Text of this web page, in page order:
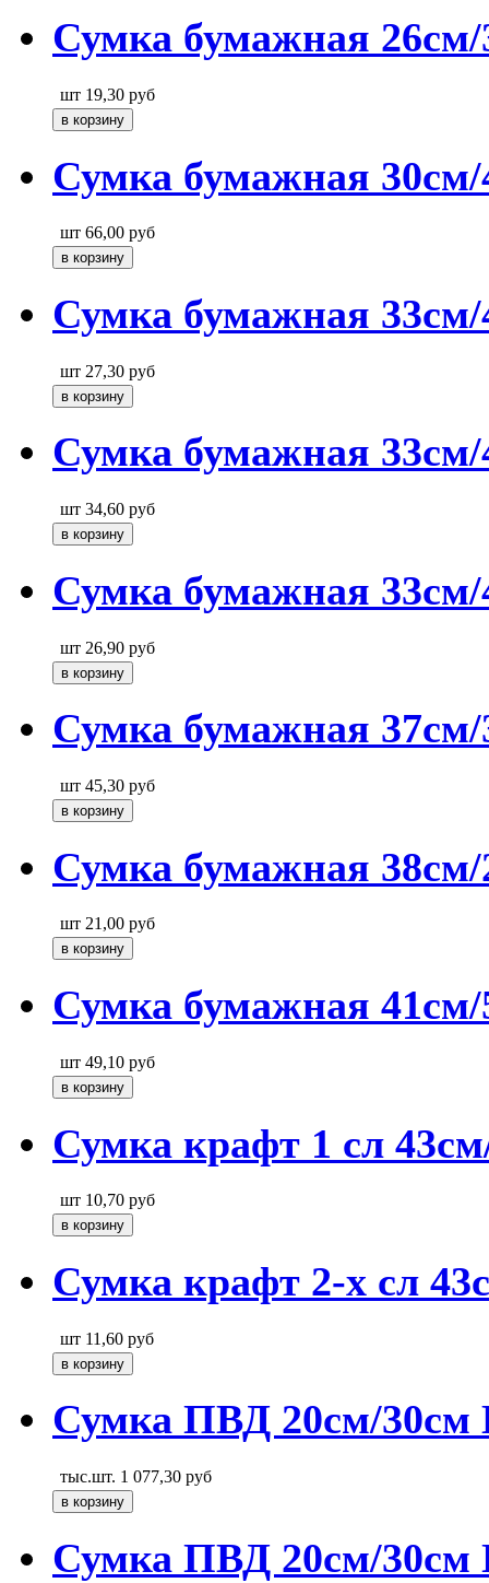
Сумка бумажная
шт 19,30 руб
Сумка бумажная
шт 66,00 руб
Сумка бумажная 33см/
шт 27,30 руб
Сумка бумажная
шт 34,60 руб
Сумка бумажная
шт 26,90 руб
Сумка бумажная
шт 45,30 руб
Сумка бумажная
шт 21,00 руб
Сумка бумажная
шт 49,10 руб
Сумка крафт 1 сл
шт 10,70 руб
Сумка крафт 2-х сл
шт 11,60 руб
Сумка ПВД 20см/30см
тыс.шт. 1 077,30 руб
Сумка ПВД 20см/30см